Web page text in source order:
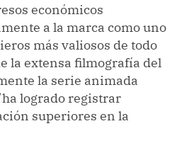
económicos
a la marca como uno
más valiosos de todo
la extensa filmografía del
la serie animada
ha logrado registrar
superiores en la